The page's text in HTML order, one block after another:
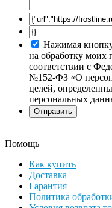
Нажимая
на обработку моих
соответствии с
№152-ФЗ «О
целей,
персональных
Помощь
Как купить
Доставка
Гарантия
Политика